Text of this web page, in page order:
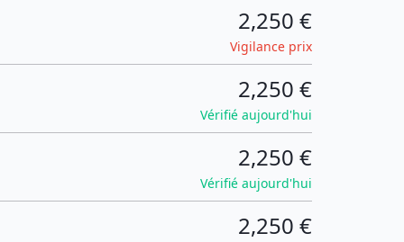
2,250 €
Vigilance prix
2,250 €
Vérifié aujourd'hui
2,250 €
Vérifié aujourd'hui
2,250 €